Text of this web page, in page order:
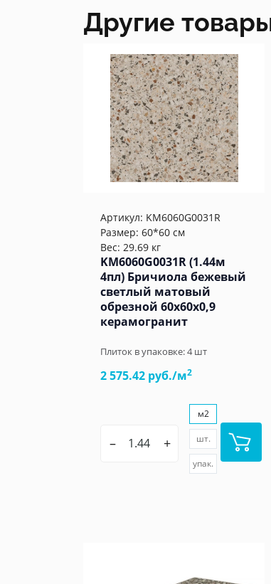
Другие
Артикул: KM6060G0031R
Размер: 60*60 см
Вес: 29.69 кг
KM6060G0031R (1.44м
4пл) Бричиола бежевый
светлый матовый
обрезной 60x60x0,9
керамогранит
Плиток в упаковке:4шт
2 575.42 руб./м2
– +
м2
шт.
упак.